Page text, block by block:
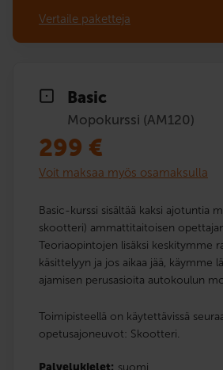
Vertaile paketteja
Basic
Mopokurssi (AM120)
299 €
Voit maksaa myös osamaksulla
Basic-kurssi sisältää kaksi ajotuntia
skootteri) ammattitaitoisen
Teoriaopintojen lisäksi keskitymme
käsittelyyn ja jos aikaa jää, käymme
ajamisen perusasioita autokoulun
Toimipisteellä on käytettävissä
opetusajoneuvot: Skootteri.